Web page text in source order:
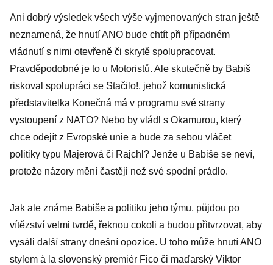
Ani dobrý výsledek všech výše vyjmenovaných stran ještě
neznamená, že hnutí ANO bude chtít při případném
vládnutí s nimi otevřeně či skrytě spolupracovat.
Pravděpodobné je to u Motoristů. Ale skutečně by Babiš
riskoval spolupráci se Stačilo!, jehož komunistická
představitelka Konečná má v programu své strany
vystoupení z NATO? Nebo by vládl s Okamurou, který
chce odejít z Evropské unie a bude za sebou vláčet
politiky typu Majerová či Rajchl? Jenže u Babiše se neví,
protože názory mění častěji než své spodní prádlo.
Jak ale známe Babiše a politiku jeho týmu, půjdou po
vítězství velmi tvrdě, řeknou cokoli a budou přitvrzovat, aby
vysáli další strany dnešní opozice. U toho může hnutí ANO
stylem à la slovenský premiér Fico či maďarský Viktor